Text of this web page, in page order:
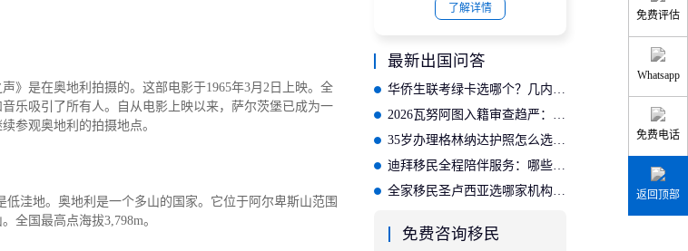
》是在奥地利拍摄的。这部电影于1965年3月2日上映。全
乐吸引了所有人。自从电影上映以来，萨尔茨堡已成为一
参观奥地利的拍摄地点。
洼地。奥地利是一个多山的国家。它位于阿尔卑斯山范围
全国最高点海拔3,798m。
了解详情
最新出国问答
35岁办理格林纳达护照怎么选？适合的投资入籍机构推荐
迪拜移民全程陪伴服务：哪些公司提供完善的后续保障？
全家移民圣卢西亚选哪家机构？专业方案适配家庭需求
免费咨询移民
免费评估
Whatsapp
免费电话
返回顶部